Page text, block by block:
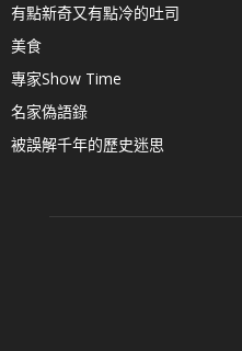
有點新奇又有點冷的吐司
美食
專家Show Time
名家偽語錄
被誤解千年的歷史迷思